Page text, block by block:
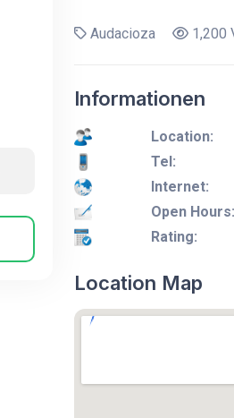
Audacioza 1,200
Informationen
Location:
Tel:
Internet:
Open Hours:
Rating:
Location Map